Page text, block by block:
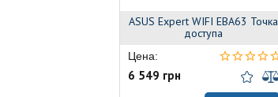
ASUS Expert WIFI EBA63 Точка
доступа
Цена:
6 549 грн